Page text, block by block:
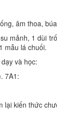
âm thoa,
mảnh, 1 dùi
mẫu lá chuối.
và học:
7A1:
lại kiến thức